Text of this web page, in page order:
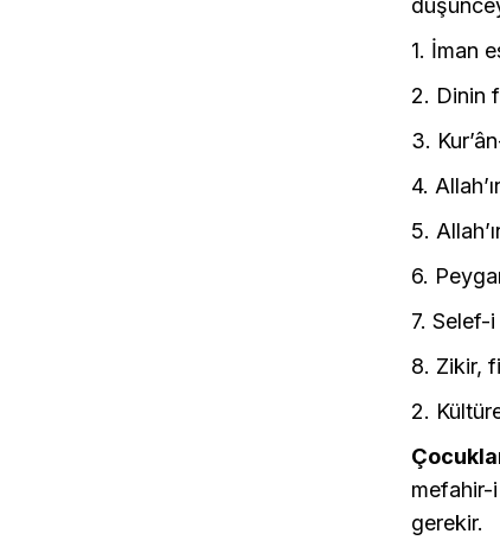
1. İman
2. Dinin
3.
4.
5.
6.
7. Selef-
8. Zikir,
2.
mefahir-
gerekir.